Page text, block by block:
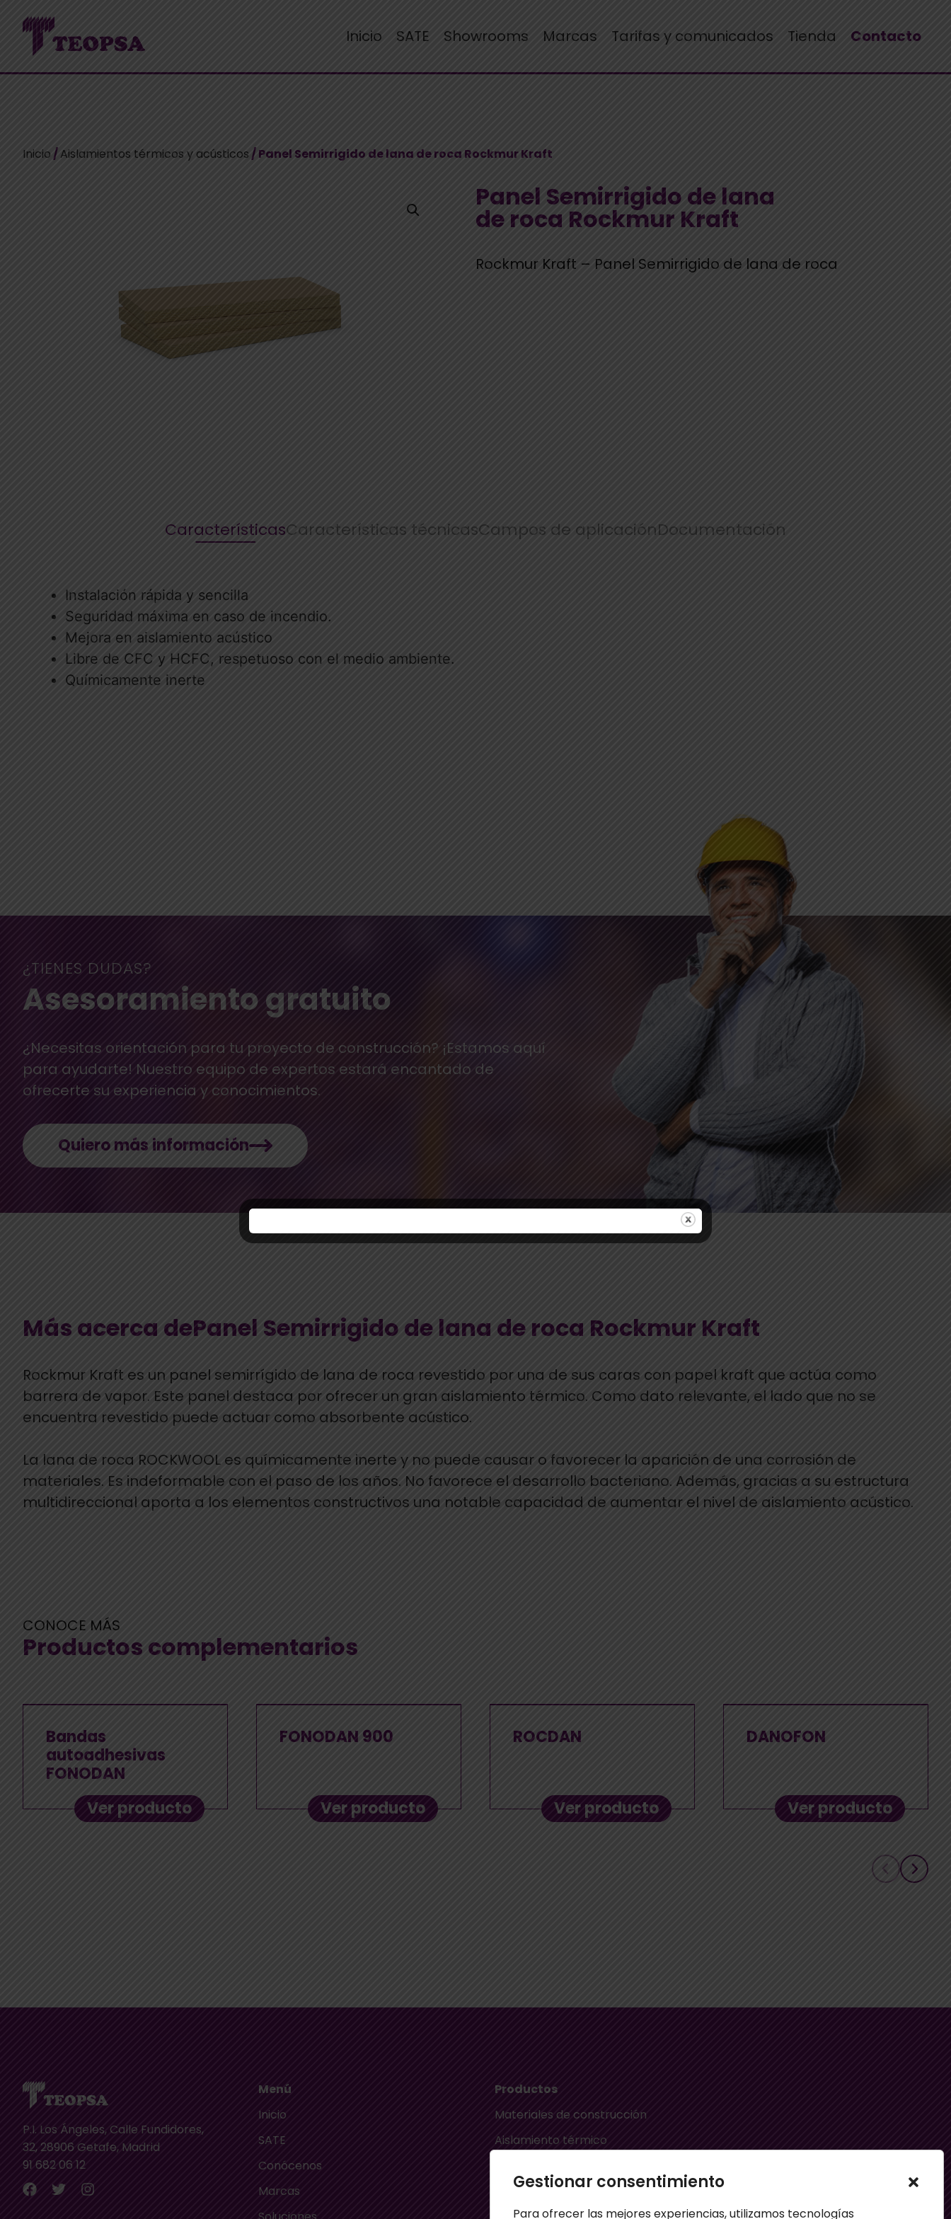
Gestionar consentimiento
Para ofrecer las mejores experiencias, utilizamos tecnologías
Inicio SATE Showrooms Marcas Tarifas y comunicados Tienda Contacto
Inicio /Aislamientos térmicos y acústicos / Panel Semirrigido de lana de roca Rockmur Kraft
Panel Semirrigido de lana
de roca Rockmur Kraft
Rockmur Kraft – Panel Semirrigido de lana de roca
CaracterísticasCaracterísticas técnicasCampos de aplicaciónDocumentación
Instalación rápida y sencilla
Seguridad máxima en caso de incendio.
Mejora en aislamiento acústico
Libre de CFC y HCFC, respetuoso con el medio ambiente.
Químicamente inerte
¿TIENES DUDAS?
Asesoramiento gratuito
¿Necesitas orientación para tu proyecto de construcción? ¡Estamos aquí
para ayudarte! Nuestro equipo de expertos estará encantado de
ofrecerte su experiencia y conocimientos.
Quiero más información
Más acerca dePanel Semirrigido de lana de roca Rockmur Kraft
Rockmur Kraft es un panel semirrígido de lana de roca revestido por una de sus caras con papel kraft que actúa como
barrera de vapor. Este panel destaca por ofrecer un gran aislamiento térmico. Como dato relevante, el lado que no se
encuentra revestido puede actuar como absorbente acústico.
La lana de roca ROCKWOOL es químicamente inerte y no puede causar o favorecer la aparición de una corrosión de
materiales. Es indeformable con el paso de los años. No favorece el desarrollo bacteriano. Además, gracias a su estructura
multidireccional aporta a los elementos constructivos una notable capacidad de aumentar el nivel de aislamiento acústico.
CONOCE MÁS
Productos complementarios
Bandas
autoadhesivas
FONODAN
Ver producto
FONODAN 900
Ver producto
ROCDAN
Ver producto
DANOFON
Ver producto
P.I. Los Ángeles, Calle Fundidores,
32, 28906 Getafe, Madrid
91 682 06 12
Menú
Inicio
SATE
Conócenos
Marcas
Productos
Materiales de construcción
Aislamiento térmico
Material ignífugo aislante